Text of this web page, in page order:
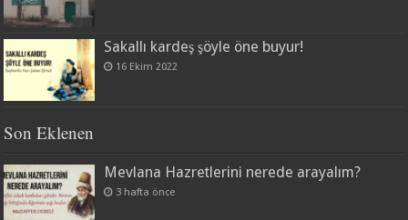
Sakallı kardeş şöyle öne buyur!
16 Ekim 2022
Son Eklenen
Mevlana Hazretlerini nerede arayalım?
3 hafta önce